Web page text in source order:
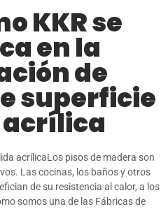
KKR se
en la
de
superficie
acrílicaLos pisos de madera son
Las cocinas, los baños y otros
de su resistencia al calor, a los
somos una de las Fábricas de